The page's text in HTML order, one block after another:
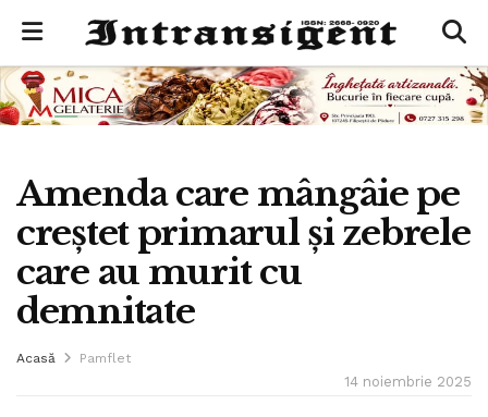
Amenda care mângâie pe
creștet primarul și zebrele
care au murit cu
demnitate
Acasă Pamflet
14 noiembrie 2025